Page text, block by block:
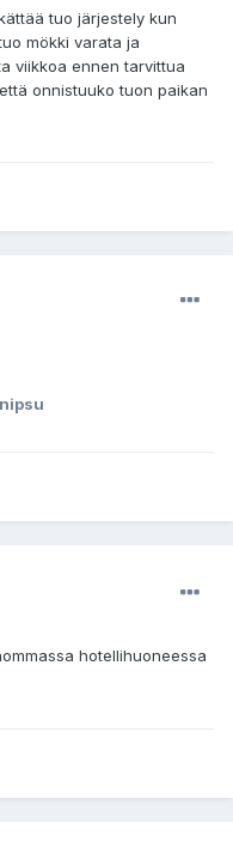
tuo järjestely kun
mökki varata ja
viikkoa ennen tarvittua
onnistuuko tuon paikan
hotellihuoneessa